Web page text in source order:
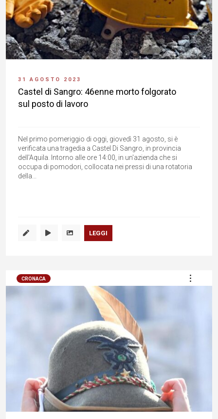
31 AGOSTO 2023
Castel di Sangro: 46enne morto folgorato
sul posto di lavoro
Nel primo pomeriggio di oggi, giovedì 31 agosto, si è
verificata una tragedia a Castel Di Sangro, in provincia
dell'Aquila. Intorno alle ore 14:00, in un'azienda che si
occupa di pomodori, collocata nei pressi di una rotatoria
della...
LEGGI
CRONACA